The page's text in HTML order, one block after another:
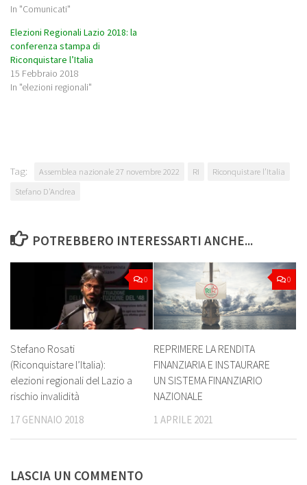
In "Comunicati"
Elezioni Regionali Lazio 2018: la
conferenza stampa di
Riconquistare l’Italia
15 Febbraio 2018
In "elezioni regionali"
Tag: Assemblea nazionale 27 novembre 2022 RI
Riconquistare l’Italia
Stefano D'Andrea
POTREBBERO INTERESSARTI ANCHE...
0
Stefano Rosati
(Riconquistare l’Italia):
elezioni regionali del Lazio a
rischio invalidità
17 GENNAIO 2018
0
REPRIMERE LA RENDITA
FINANZIARIA E INSTAURARE
UN SISTEMA FINANZIARIO
NAZIONALE
1 APRILE 2021
LASCIA UN COMMENTO